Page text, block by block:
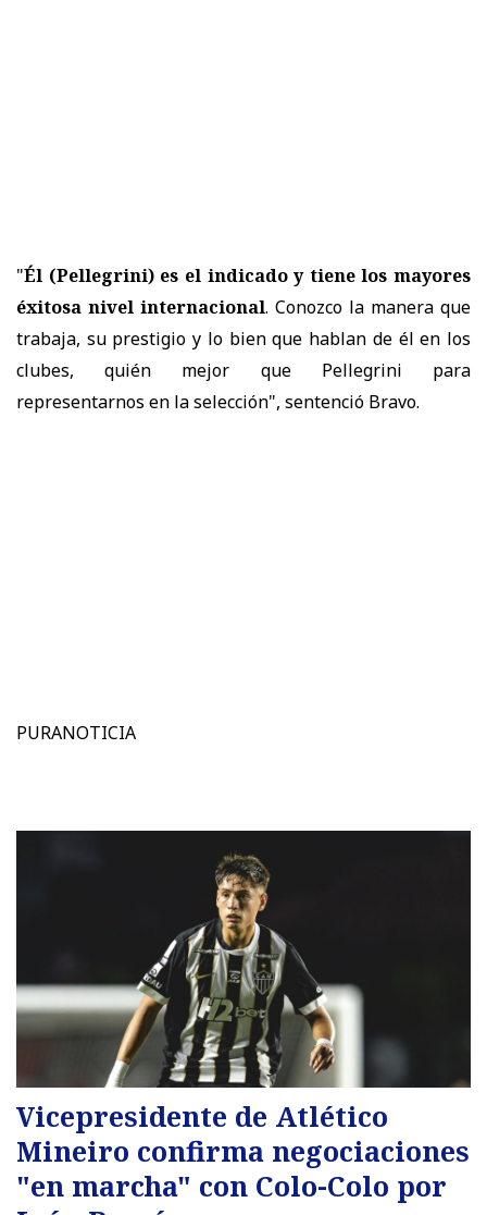
"Él (Pellegrini) es el indicado y tiene los mayores
éxitosa nivel internacional. Conozco la manera que
trabaja, su prestigio y lo bien que hablan de él en los
clubes, quién mejor que Pellegrini para
representarnos en la selección", sentenció Bravo.
PURANOTICIA
Vicepresidente de Atlético
Mineiro confirma negociaciones
"en marcha" con Colo-Colo por